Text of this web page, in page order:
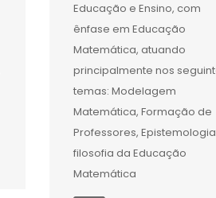
Educação e Ensino, com
ênfase em Educação
Matemática, atuando
principalmente nos
temas: Modelagem
Matemática, Formação de
Professores,
filosofia da Educação
Matemática